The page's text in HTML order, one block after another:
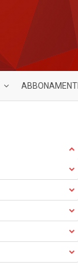
ABBONAMENTI